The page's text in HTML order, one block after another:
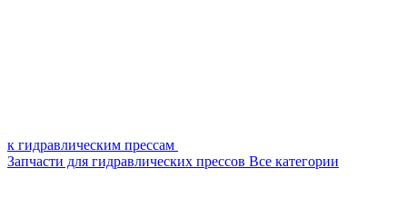
к гидравлическим прессам
Запчасти для гидравлических прессов Все категории